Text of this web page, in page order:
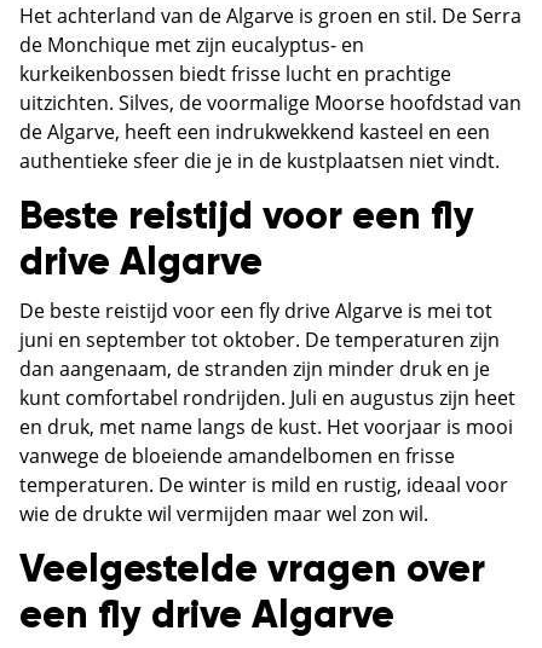
Het achterland van de Algarve is groen en stil. De Serra
de Monchique met zijn eucalyptus- en
kurkeikenbossen biedt frisse lucht en prachtige
uitzichten. Silves, de voormalige Moorse hoofdstad van
de Algarve, heeft een indrukwekkend kasteel en een
authentieke sfeer die je in de kustplaatsen niet vindt.
Beste reistijd voor een fly
drive Algarve
De beste reistijd voor een fly drive Algarve is mei tot
juni en september tot oktober. De temperaturen zijn
dan aangenaam, de stranden zijn minder druk en je
kunt comfortabel rondrijden. Juli en augustus zijn heet
en druk, met name langs de kust. Het voorjaar is mooi
vanwege de bloeiende amandelbomen en frisse
temperaturen. De winter is mild en rustig, ideaal voor
wie de drukte wil vermijden maar wel zon wil.
Veelgestelde vragen over
een fly drive Algarve